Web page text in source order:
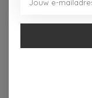
zaterdag 10u - 17u
Categorieën